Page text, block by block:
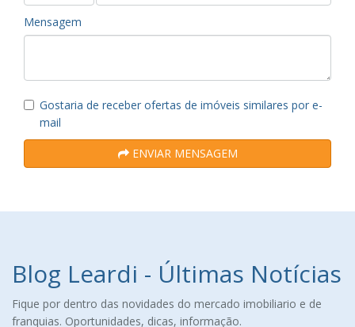
Mensagem
Gostaria de receber ofertas de imóveis similares por e-
mail
ENVIAR MENSAGEM
Blog Leardi - Últimas Notícias
Fique por dentro das novidades do mercado imobiliario e de
franquias. Oportunidades, dicas, informação.